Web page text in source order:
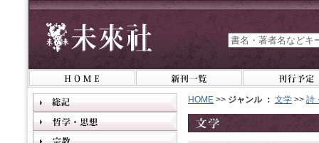
HOME >> ジャンル ： 文学 >> 詩